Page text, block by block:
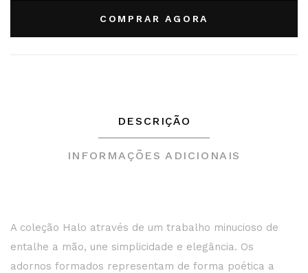
COMPRAR AGORA
DESCRIÇÃO
INFORMAÇÕES ADICIONAIS
A coleção Halo através de um trabalho minucioso de
entalhe a mão, une simplicidade e elegância. Os
adornos formados representam de forma poética a